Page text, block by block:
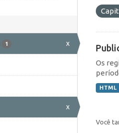
1 x
x
Os
HTML
Você